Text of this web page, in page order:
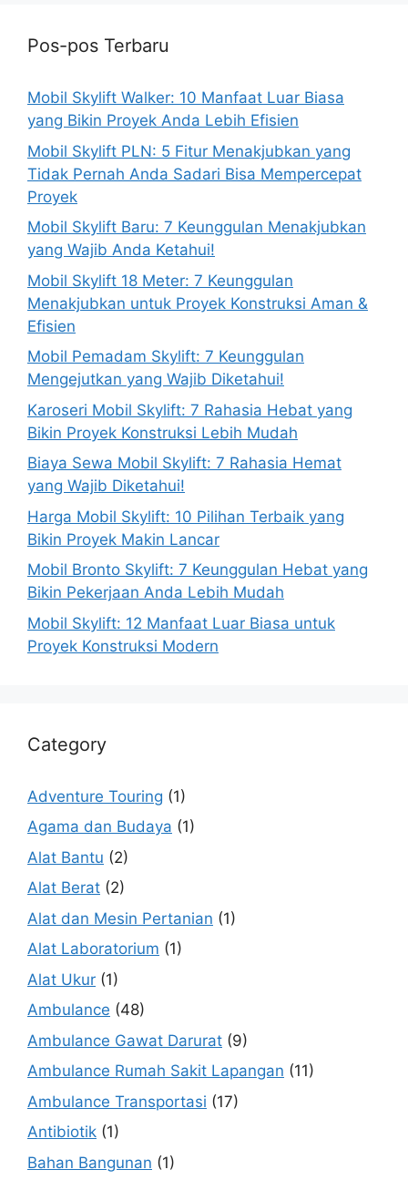
Pos-pos Terbaru
Mobil Skylift Walker: 10 Manfaat Luar Biasa
yang Bikin Proyek Anda Lebih Efisien
Mobil Skylift PLN: 5 Fitur Menakjubkan yang
Tidak Pernah Anda Sadari Bisa Mempercepat
Proyek
Mobil Skylift Baru: 7 Keunggulan Menakjubkan
yang Wajib Anda Ketahui!
Mobil Skylift 18 Meter: 7 Keunggulan
Menakjubkan untuk Proyek Konstruksi Aman &
Efisien
Mobil Pemadam Skylift: 7 Keunggulan
Mengejutkan yang Wajib Diketahui!
Karoseri Mobil Skylift: 7 Rahasia Hebat yang
Bikin Proyek Konstruksi Lebih Mudah
Biaya Sewa Mobil Skylift: 7 Rahasia Hemat
yang Wajib Diketahui!
Harga Mobil Skylift: 10 Pilihan Terbaik yang
Bikin Proyek Makin Lancar
Mobil Bronto Skylift: 7 Keunggulan Hebat yang
Bikin Pekerjaan Anda Lebih Mudah
Mobil Skylift: 12 Manfaat Luar Biasa untuk
Proyek Konstruksi Modern
Category
Adventure Touring (1)
Agama dan Budaya (1)
Alat Bantu (2)
Alat Berat (2)
Alat dan Mesin Pertanian (1)
Alat Laboratorium (1)
Alat Ukur (1)
Ambulance (48)
Ambulance Gawat Darurat (9)
Ambulance Rumah Sakit Lapangan (11)
Ambulance Transportasi (17)
Antibiotik (1)
Bahan Bangunan (1)